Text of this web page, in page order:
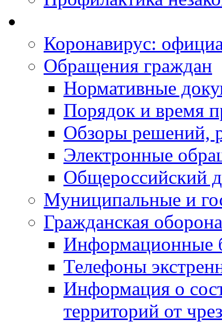
Коронавирус:
Обращения граждан
Нормативные
Порядок и время
Обзоры решений,
Электронные
Общероссийский
Муниципальные и
Гражданская
Информационные
Телефоны
Информация о
территорий от